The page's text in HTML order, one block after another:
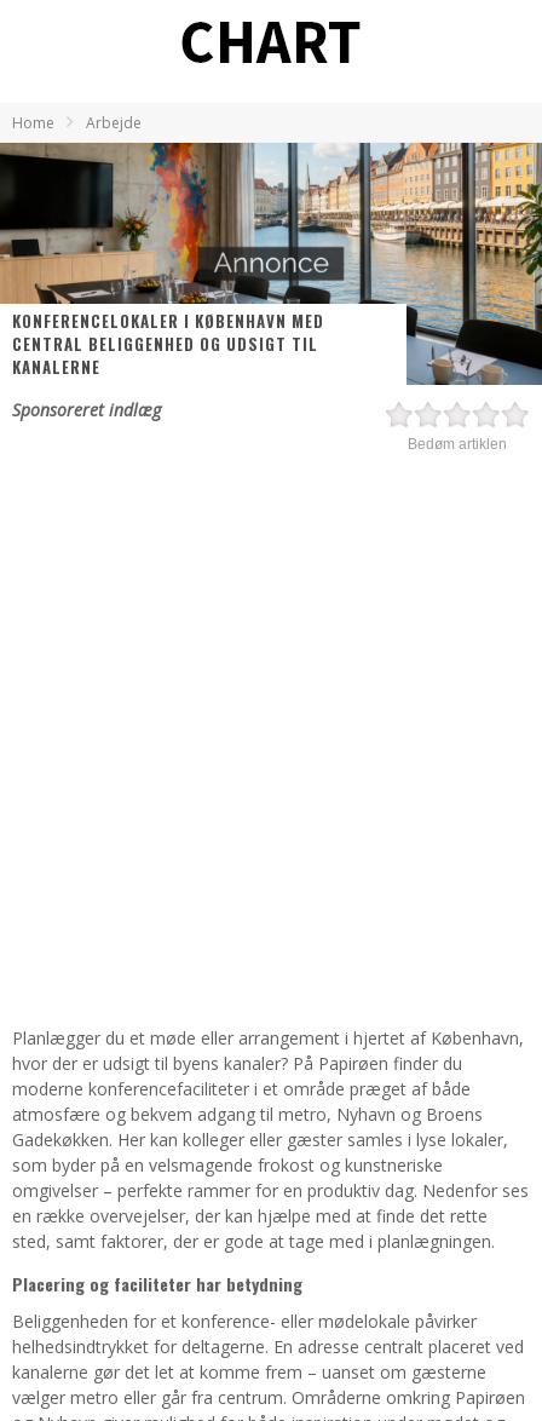
Home Arbejde
KONFERENCELOKALER I KØBENHAVN MED
CENTRAL BELIGGENHED OG UDSIGT TIL
KANALERNE
Bedøm artiklen
Sponsoreret indlæg
Planlægger du et møde eller arrangement i hjertet af København,
hvor der er udsigt til byens kanaler? På Papirøen finder du
moderne konferencefaciliteter i et område præget af både
atmosfære og bekvem adgang til metro, Nyhavn og Broens
Gadekøkken. Her kan kolleger eller gæster samles i lyse lokaler,
som byder på en velsmagende frokost og kunstneriske
omgivelser – perfekte rammer for en produktiv dag. Nedenfor ses
en række overvejelser, der kan hjælpe med at finde det rette
sted, samt faktorer, der er gode at tage med i planlægningen.
Placering og faciliteter har betydning
Beliggenheden for et konference- eller mødelokale påvirker
helhedsindtrykket for deltagerne. En adresse centralt placeret ved
kanalerne gør det let at komme frem – uanset om gæsterne
vælger metro eller går fra centrum. Områderne omkring Papirøen